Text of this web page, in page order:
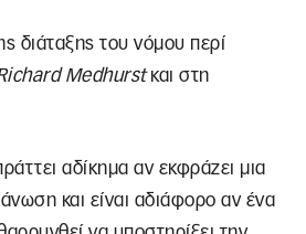
διάταξης του νόμου περί
Medhurstκαι στη
αδίκημα αν εκφράζει μια
και είναι αδιάφορο αν ένα